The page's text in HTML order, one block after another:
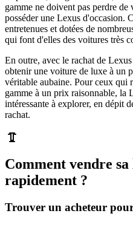
gamme ne doivent pas perdre de
posséder une Lexus d'occasion.
entretenues et dotées de
qui font d'elles des voitures très
En outre, avec le rachat de
obtenir une voiture de luxe à un
véritable aubaine. Pour ceux qui
gamme à un prix raisonnable, la
intéressante à explorer, en dépit
rachat.
Comment vendre
rapidement ?
Trouver un acheteur